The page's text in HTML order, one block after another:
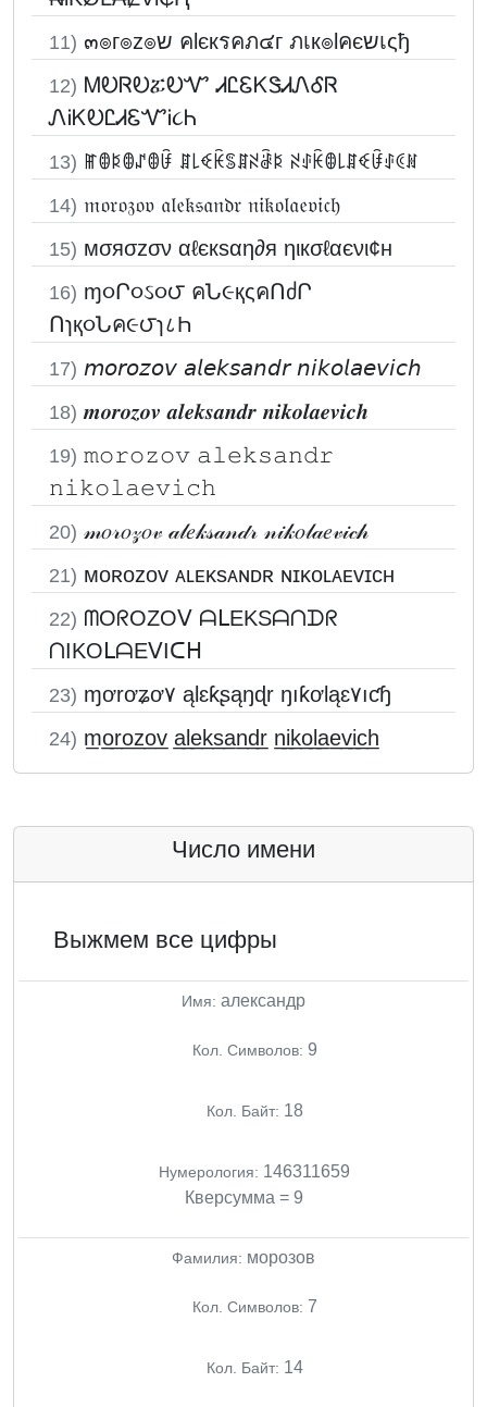
11) ๓๏г๏z๏ש คlєкรคภ๔г ภเк๏lคєשเςђ
12) ᎷᎧᏒᎧፚᎧᏉ ᏗᏝᏋᏦᏕᏗᏁᎴᏒ
ᏁᎥᏦᎧᏝᏗᏋᏉᎥ૮Ꮒ
13) ꂵꂦꌅꂦꁴꂦꀰ ꁲ꒒ꈼꀗꌚꁲꋊꂠꌅ ꋊꂑꀗꂦ꒒ꁲꈼꀰꂑꀯꍩ
14) 𝔪𝔬𝔯𝔬𝔷𝔬𝔳 𝔞𝔩𝔢𝔨𝔰𝔞𝔫𝔡𝔯 𝔫𝔦𝔨𝔬𝔩𝔞𝔢𝔳𝔦𝔠𝔥
15) мσяσzσν αℓєкѕαη∂я ηιкσℓαєνι¢н
16) ɱ૦Ր૦ઽ૦౮ คՆ૯қςคՈძՐ
Ոɿқ૦Նค૯౮ɿ८Һ
17) 𝘮𝘰𝘳𝘰𝘻𝘰𝘷 𝘢𝘭𝘦𝘬𝘴𝘢𝘯𝘥𝘳 𝘯𝘪𝘬𝘰𝘭𝘢𝘦𝘷𝘪𝘤𝘩
18) 𝒎𝒐𝒓𝒐𝒛𝒐𝒗 𝒂𝒍𝒆𝒌𝒔𝒂𝒏𝒅𝒓 𝒏𝒊𝒌𝒐𝒍𝒂𝒆𝒗𝒊𝒄𝒉
19) 𝚖𝚘𝚛𝚘𝚣𝚘𝚟 𝚊𝚕𝚎𝚔𝚜𝚊𝚗𝚍𝚛
𝚗𝚒𝚔𝚘𝚕𝚊𝚎𝚟𝚒𝚌𝚑
20) 𝓂𝑜𝓇𝑜𝓏𝑜𝓋 𝒶𝓁𝑒𝓀𝓈𝒶𝓃𝒹𝓇 𝓃𝒾𝓀𝑜𝓁𝒶𝑒𝓋𝒾𝒸𝒽
21) ᴍᴏʀᴏᴢᴏᴠ ᴀʟᴇᴋsᴀɴᴅʀ ɴɪᴋᴏʟᴀᴇᴠɪᴄʜ
22) ᗰOᖇOZOᐯ ᗩᒪEKSᗩᑎᗪᖇ
ᑎIKOᒪᗩEᐯIᑕᕼ
23) ɱơrơʑơ۷ ąƖɛƙʂąŋɖr ŋıƙơƖąɛ۷ıƈɧ
24) m̲o̲r̲o̲z̲o̲v̲ a̲l̲e̲k̲s̲a̲n̲d̲r̲ n̲i̲k̲o̲l̲a̲e̲v̲i̲c̲h̲
Число имени
Выжмем все цифры
Имя: александр
Кол. Символов: 9
Кол. Байт: 18
Нумерология: 146311659
Кверсумма = 9
Фамилия: морозов
Кол. Символов: 7
Кол. Байт: 14